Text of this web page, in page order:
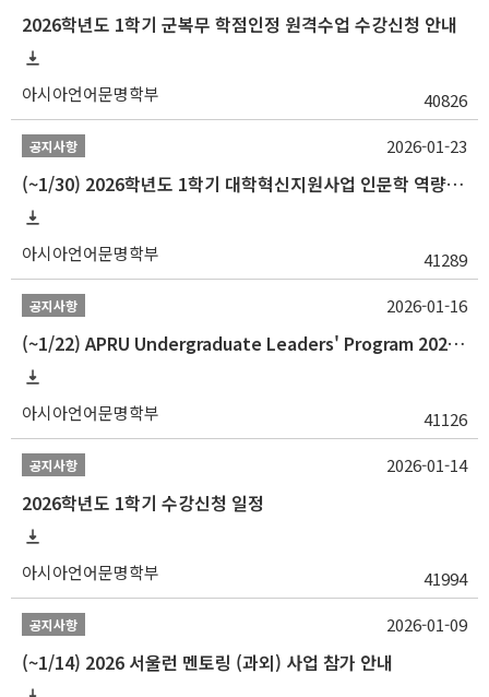
2026학년도 1학기 군복무 학점인정 원격수업 수강신청 안내
아시아언어문명학부 40826
공지사항
(~1/30) 2026학년도 1학기 대학혁신지원사업 인문학 역량강화 학업지원금 지원 선발 안내(학·석·박사)
아시아언어문명학부 41289
2026-01-23
공지사항
(~1/22) APRU Undergraduate Leaders' Program 2026 프로그램 참가자 모집
아시아언어문명학부 41126
2026-01-16
공지사항
2026학년도 1학기 수강신청 일정
아시아언어문명학부 41994
2026-01-14
공지사항
(~1/14) 2026 서울런 멘토링 (과외) 사업 참가 안내
2026-01-09